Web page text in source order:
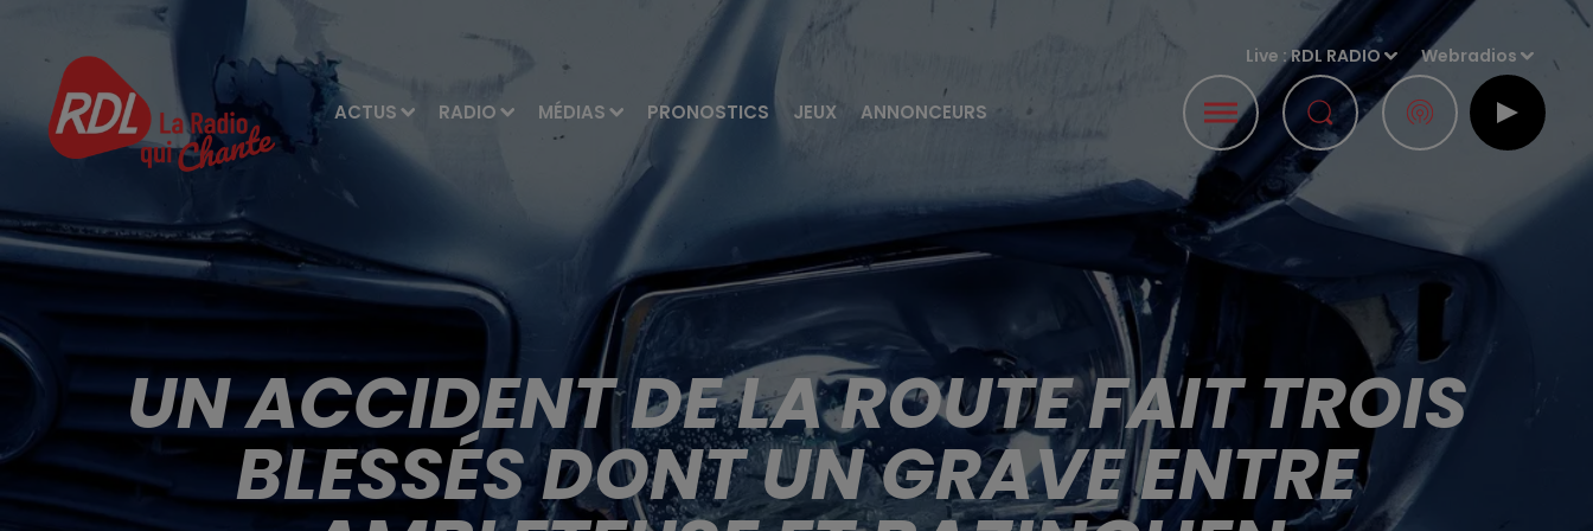
ACTUS RADIO MÉDIAS PRONOSTICS JEUX ANNONCEURS
Live :RDL RADIO Webradios
UN ACCIDENT DE LA ROUTE FAIT TROIS
BLESSÉS DONT UN GRAVE ENTRE